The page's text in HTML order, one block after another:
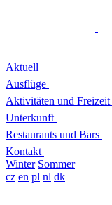
Aktuell
Ausflüge
Aktivitäten und Freizeit
Unterkunft
Restaurants und Bars
Kontakt
Winter Sommer
cz en pl nl dk